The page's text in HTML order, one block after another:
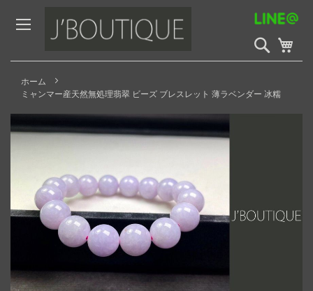
to
Content
検
索
開
ホーム
ミャンマー産天然無処理翡翠 ビーズ ブレスレット 薄ラベンダー 冰糯
Skip
to
the
images
gallery